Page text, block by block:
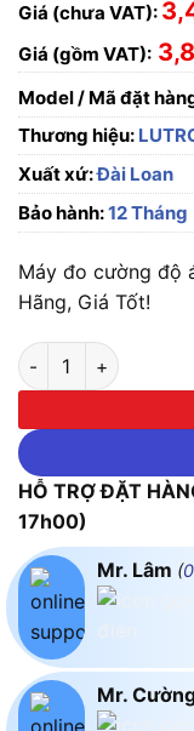
Giá (chưa VAT):
Giá (gồm VAT):
Model / Mã đặt
Thương hiệu:
Xuất xứ:Đài Loan
Bảo hành:12 Tháng
Máy đo cường độ
Hãng, Giá Tốt!
Máy đo cường độ
HỖ TRỢ ĐẶT
17h00)
Mr. Lâm (
Mr.